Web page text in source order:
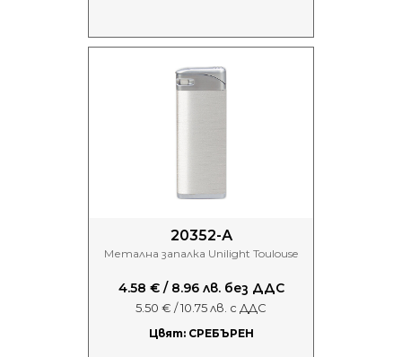
20352-А
Метална запалка Unilight Toulouse
4.58 € / 8.96 лв. без ДДС
5.50 € / 10.75 лв. с ДДС
Цвят: СРЕБЪРЕН